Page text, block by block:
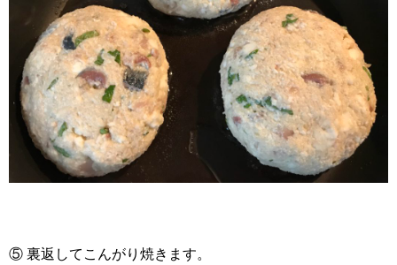
⑤ 裏返してこんがり焼きます。